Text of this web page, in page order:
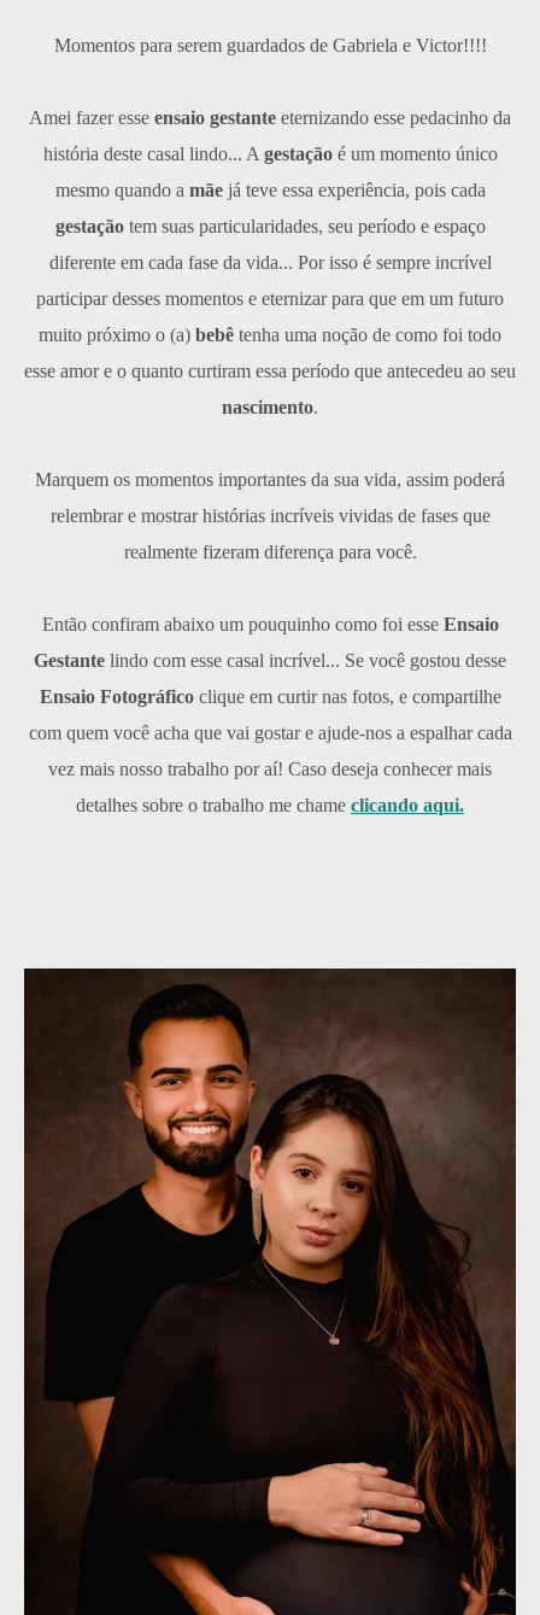
Momentos para serem guardados de Gabriela e Victor!!!!
Amei fazer esse ensaio gestante eternizando esse pedacinho da
história deste casal lindo... A gestaçãoé um momento único
mesmo quando a mãejá teve essa experiência, pois cada
gestaçãotem suas particularidades, seu período e espaço
diferente em cada fase da vida... Por isso é sempre incrível
participar desses momentos e eternizar para que em um futuro
muito próximo o (a) bebê tenha uma noção de como foi todo
esse amor e o quanto curtiram essa período que antecedeu ao seu
nascimento.
Marquem os momentos importantes da sua vida, assim poderá
relembrar e mostrar histórias incríveis vividas de fases que
realmente fizeram diferença para você.
Então confiram abaixo um pouquinho como foi esse Ensaio
Gestante lindo com esse casal incrível... Se você gostou desse
Ensaio Fotográficoclique em curtir nas fotos, e compartilhe
com quem você acha que vai gostar e ajude-nos a espalhar cada
vez mais nosso trabalho por aí! Caso deseja conhecer mais
detalhes sobre o trabalho me chame clicando aqui.